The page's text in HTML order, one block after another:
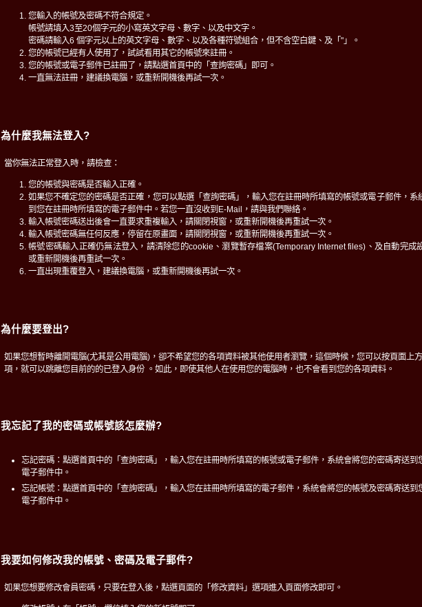
您輸入的帳號及密碼不符合規定。
帳號請填入3至20個字元的小寫英文字母、數字、以及中文字。
密碼請輸入6 個字元以上的英文字母、數字、以及各種符號組合，但不含空白鍵、及「"」。
您的帳號已經有人使用了，試試看用其它的帳號來註冊。
您的帳號或電子郵件已註冊了，請點選首頁中的「查詢密碼」即可。
一直無法註冊，建議換電腦，或重新開機後再試一次。
為什麼我無法登入?
當你無法正常登入時，請檢查：
您的帳號與密碼是否輸入正確。
如果您不確定您的密碼是否正確，您可以點選「查詢密碼」，輸入您在註冊時所填寫的帳號或電子郵件，系
到您在註冊時所填寫的電子郵件中。若您一直沒收到E-Mail，請與我們聯絡。
輸入帳號密碼送出後會一直要求重複輸入，請關閉視窗，或重新開機後再重試一次。
輸入帳號密碼無任何反應，停留在原畫面，請關閉視窗，或重新開機後再重試一次。
帳號密碼輸入正確仍無法登入，請清除您的cookie、瀏覽暫存檔案(Temporary Internet files)、及自動完成
或重新開機後再重試一次。
一直出現重覆登入，建議換電腦，或重新開機後再試一次。
為什麼要登出?
如果您想暫時離開電腦(尤其是公用電腦)，卻不希望您的各項資料被其他使用者瀏覽，這個時候，您可以按頁面上
項，就可以跳離您目前的的已登入身份 。如此，即使其他人在使用您的電腦時，也不會看到您的各項資料。
我忘記了我的密碼或帳號該怎麼辦?
忘記密碼：點選首頁中的「查詢密碼」，輸入您在註冊時所填寫的帳號或電子郵件，系統會將您的密碼寄送到
電子郵件中。
忘記帳號：點選首頁中的「查詢密碼」，輸入您在註冊時所填寫的電子郵件，系統會將您的帳號及密碼寄送到
電子郵件中。
我要如何修改我的帳號、密碼及電子郵件?
如果您想要修改會員密碼，只要在登入後，點選頁面的「修改資料」選項進入頁面修改即可。